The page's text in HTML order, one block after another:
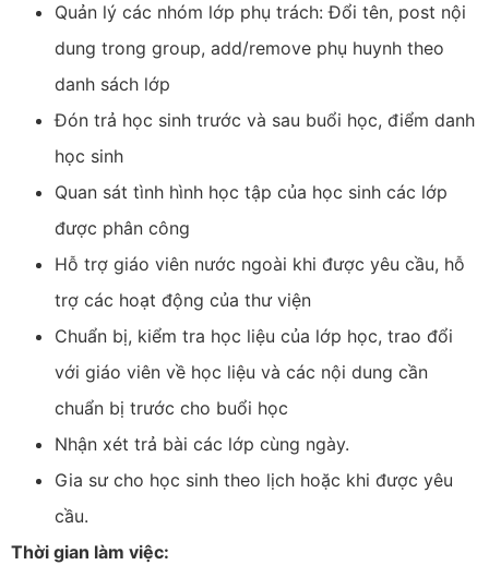
Quản lý các nhóm lớp phụ trách: Đổi tên, post nội
dung trong group, add/remove phụ huynh theo
danh sách lớp
Đón trả học sinh trước và sau buổi học, điểm danh
học sinh
Quan sát tình hình học tập của học sinh các lớp
được phân công
Hỗ trợ giáo viên nước ngoài khi được yêu cầu, hỗ
trợ các hoạt động của thư viện
Chuẩn bị, kiểm tra học liệu của lớp học, trao đổi
với giáo viên về học liệu và các nội dung cần
chuẩn bị trước cho buổi học
Nhận xét trả bài các lớp cùng ngày.
Gia sư cho học sinh theo lịch hoặc khi được yêu
cầu.
Thời gian làm việc: